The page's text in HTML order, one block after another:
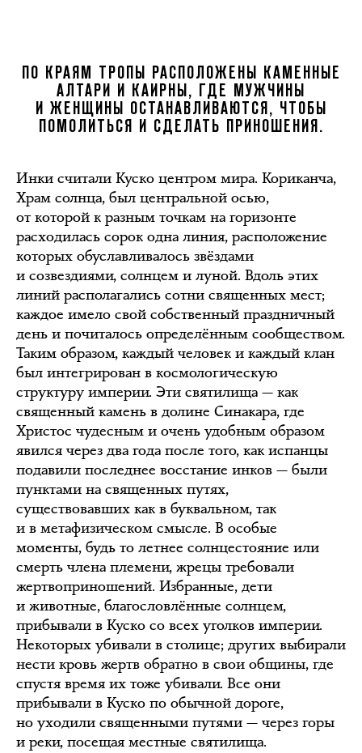
ПО КРАЯМ ТРОПЫ РАСПОЛОЖЕНЫ КАМЕННЫЕ
АЛТАРИ И КАИРНЫ, ГДЕ МУЖЧИНЫ
И ЖЕНЩИНЫ ОСТАНАВЛИВАЮТСЯ, ЧТОБЫ
ПОМОЛИТЬСЯ И СДЕЛАТЬ ПРИНОШЕНИЯ.
Инки считали Куско центром мира. Кориканча,
Храм солнца, был центральной осью,
от которой к разным точкам на горизонте
расходилась сорок одна линия, расположение
которых обуславливалось звёздами
и созвездиями, солнцем и луной. Вдоль этих
линий располагались сотни священных мест;
каждое имело свой собственный праздничный
день и почиталось определённым сообществом.
Таким образом, каждый человек и каждый клан
был интегрирован в космологическую
структуру империи. Эти святилища — как
священный камень в долине Синакара, где
Христос чудесным и очень удобным образом
явился через два года после того, как испанцы
подавили последнее восстание инков — были
пунктами на священных путях,
существовавших как в буквальном, так
и в метафизическом смысле. В особые
моменты, будь то летнее солнцестояние или
смерть члена племени, жрецы требовали
жертвоприношений. Избранные, дети
и животные, благословлённые солнцем,
прибывали в Куско со всех уголков империи.
Некоторых убивали в столице; других выбирали
нести кровь жертв обратно в свои общины, где
спустя время их тоже убивали. Все они
прибывали в Куско по обычной дороге,
но уходили священными путями — через горы
и реки, посещая местные святилища.